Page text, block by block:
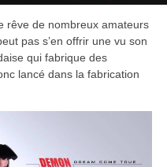
rêve de nombreux amateurs
pas s’en offrir une vu son
qui fabrique des
lancé dans la fabrication